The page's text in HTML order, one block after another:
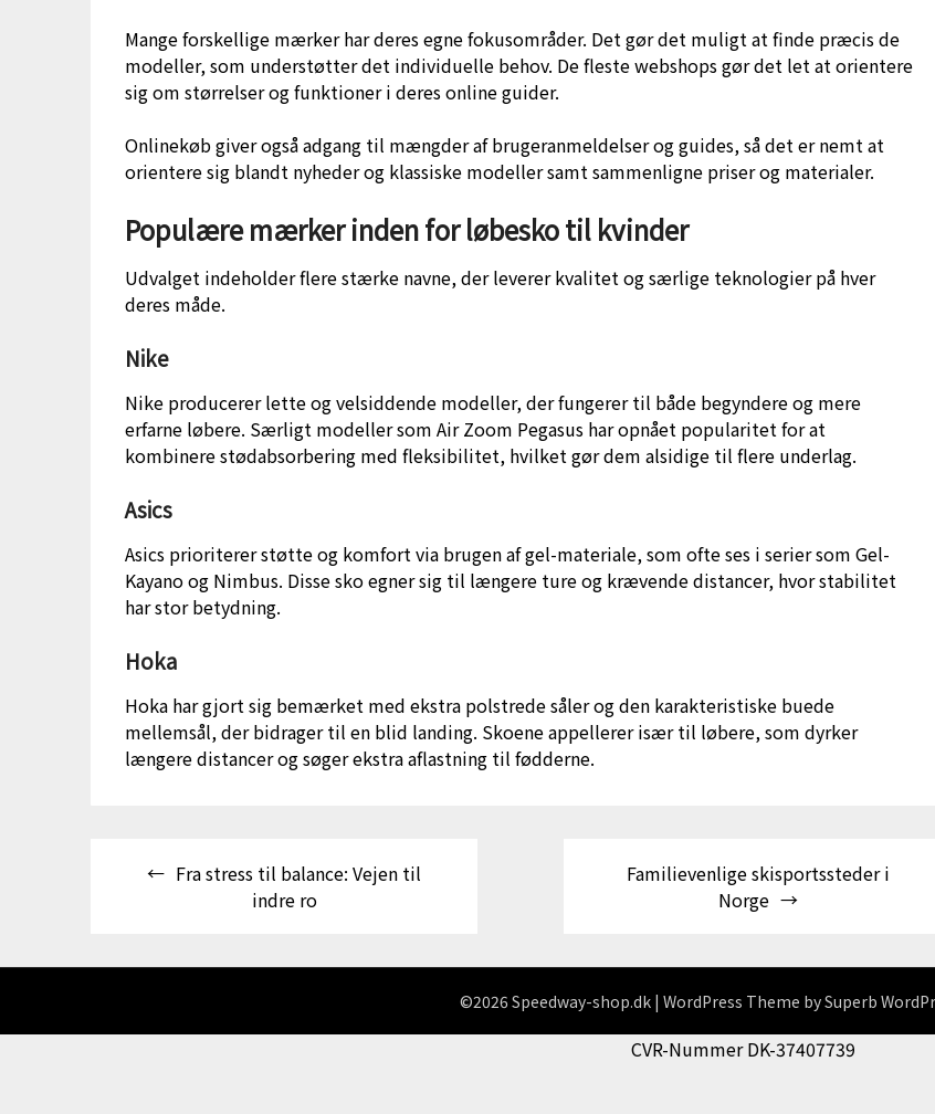
Mange forskellige mærker har deres egne fokusområder. Det gør det muligt at finde præcis de
modeller, som understøtter det individuelle behov. De fleste webshops gør det let at orientere
sig om størrelser og funktioner i deres online guider.
Onlinekøb giver også adgang til mængder af brugeranmeldelser og guides, så det er nemt at
orientere sig blandt nyheder og klassiske modeller samt sammenligne priser og materialer.
Populære mærker inden for løbesko til kvinder
Udvalget indeholder flere stærke navne, der leverer kvalitet og særlige teknologier på hver
deres måde.
Nike
Nike producerer lette og velsiddende modeller, der fungerer til både begyndere og mere
erfarne løbere. Særligt modeller som Air Zoom Pegasus har opnået popularitet for at
kombinere stødabsorbering med fleksibilitet, hvilket gør dem alsidige til flere underlag.
Asics
Asics prioriterer støtte og komfort via brugen af gel-materiale, som ofte ses i serier som Gel-
Kayano og Nimbus. Disse sko egner sig til længere ture og krævende distancer, hvor stabilitet
har stor betydning.
Hoka
Hoka har gjort sig bemærket med ekstra polstrede såler og den karakteristiske buede
mellemsål, der bidrager til en blid landing. Skoene appellerer især til løbere, som dyrker
længere distancer og søger ekstra aflastning til fødderne.
Indlægsnavigation
Fra stress til balance: Vejen til
indre ro
Familievenlige skisportssteder i
Norge
©2026 Speedway-shop.dk | WordPress Theme bySuperb
CVR-Nummer DK-37407739